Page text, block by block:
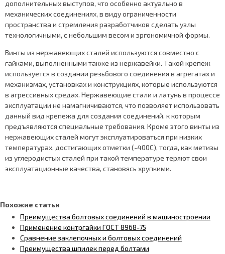
дополнительных выступов, что особенно актуально в
механических соединениях, в виду ограниченности
пространства и стремления разработчиков сделать узлы
технологичными, с небольшим весом и эргономичной формы.
Винты из нержавеющих сталей используются совместно с
гайками, выполненными также из нержавейки. Такой крепеж
используется в создании резьбового соединения в агрегатах и
механизмах, установках и конструкциях, которые используются
в агрессивных средах. Нержавеющие стали и латунь в процессе
эксплуатации не намагничиваются, что позволяет использовать
данный вид крепежа для создания соединений, к которым
предъявляются специальные требования. Кроме этого винты из
нержавеющих сталей могут эксплуатироваться при низких
температурах, достигающих отметки (-400С), тогда, как метизы
из углеродистых сталей при такой температуре теряют свои
эксплуатационные качества, становясь хрупкими.
Похожие статьи
Преимущества болтовых соединений в машиностроении
Применение контргайки ГОСТ 8968-75
Сравнение заклепочных и болтовых соединений
Преимущества шпилек перед болтами